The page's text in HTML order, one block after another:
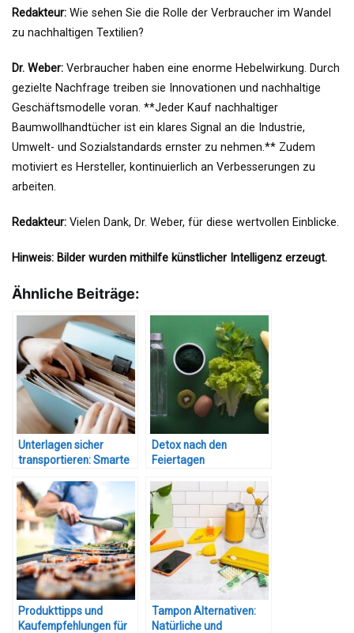
Redakteur: Wie sehen Sie die Rolle der Verbraucher im Wandel
zu nachhaltigen Textilien?
Dr. Weber: Verbraucher haben eine enorme Hebelwirkung. Durch
gezielte Nachfrage treiben sie Innovationen und nachhaltige
Geschäftsmodelle voran. **Jeder Kauf nachhaltiger
Baumwollhandtücher ist ein klares Signal an die Industrie,
Umwelt- und Sozialstandards ernster zu nehmen.** Zudem
motiviert es Hersteller, kontinuierlich an Verbesserungen zu
arbeiten.
Redakteur: Vielen Dank, Dr. Weber, für diese wertvollen Einblicke.
Hinweis: Bilder wurden mithilfe künstlicher Intelligenz erzeugt.
Ähnliche Beiträge:
Unterlagen sicher
transportieren: Smarte
praktischem Mehrwert
Detox nach den
Feiertagen
Produkttipps und
Kaufempfehlungen für
Tampon Alternativen:
Natürliche und